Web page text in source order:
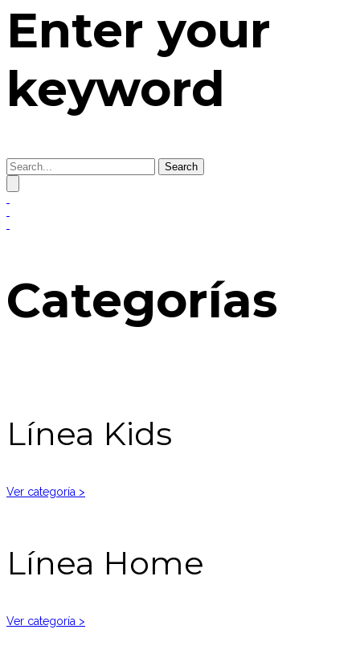
Enter your
keyword
Search
Categorías
Línea Kids
Ver categoría >
Línea Home
Ver categoría >